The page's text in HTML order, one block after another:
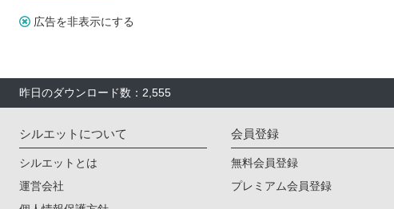
広告を非表示にする
昨日のダウンロード数：2,555
シルエットについて
シルエットとは
運営会社
会員登録
無料会員登録
プレミアム会員登録